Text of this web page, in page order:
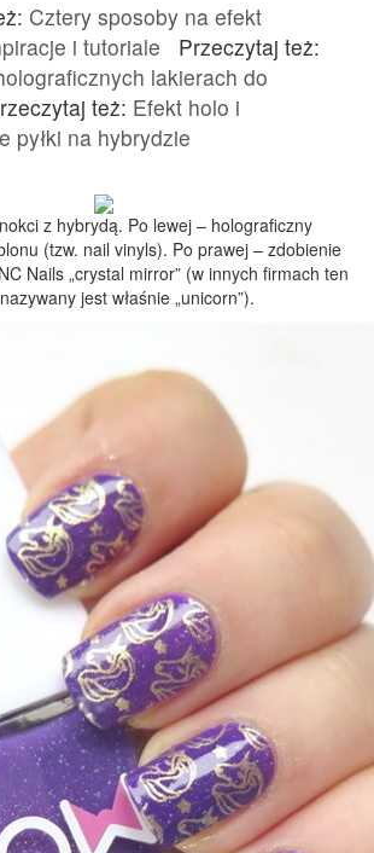
Cztery sposoby na efekt
i tutoriale Przeczytaj też:
lakierach do
też: Efekt holo i
pyłki na hybrydzie
z hybrydą. Po lewej – holograficzny
(tzw. nail vinyls). Po prawej – zdobienie
Nails „crystal mirror” (w innych firmach ten
jest właśnie „unicorn”).